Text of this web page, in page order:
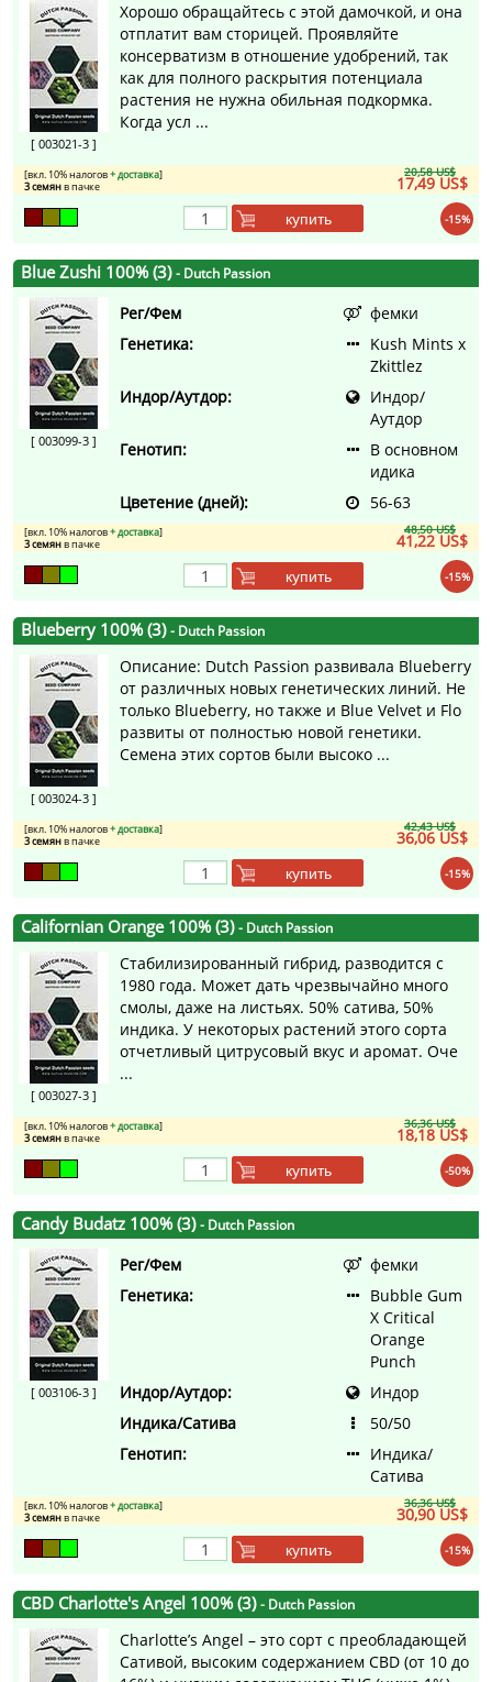
[ 003021-3 ]
Хорошо обращайтесь с этой дамочкой, и она
отплатит вам сторицей. Проявляйте
консерватизм в отношение удобрений, так
как для полного раскрытия потенциала
растения не нужна обильная подкормка.
Когда усл ...
20,58 US$
17,49 US$
[вкл. 10% налогов+ доставка]
3 семянв пачке
-15%
купить
Blue Zushi 100% (3)- Dutch Passion
[ 003099-3 ]
Рег/Фем
фемки
Генетика:
Kush Mints x
Zkittlez
Индор/Аутдор:
Индор/
Аутдор
Генотип:
В основном
идика
Цветение (дней):
56-63
48,50 US$
41,22 US$
[вкл. 10% налогов+ доставка]
3 семянв пачке
-15%
купить
Blueberry 100% (3)- Dutch Passion
[ 003024-3 ]
Описание: Dutch Passion развивала Blueberry
от различных новых генетических линий. Не
только Blueberry, но также и Blue Velvet и Flo
развиты от полностью новой генетики.
Cемена этих сортов были высоко ...
42,43 US$
36,06 US$
[вкл. 10% налогов+ доставка]
3 семянв пачке
-15%
купить
Californian Orange 100% (3)- Dutch Passion
[ 003027-3 ]
Стабилизированный гибрид, разводится с
1980 года. Может дать чрезвычайно много
смолы, даже на листьях. 50% сатива, 50%
индика. У некоторых растений этого сорта
отчетливый цитрусовый вкус и аромат. Оче
...
36,36 US$
18,18 US$
[вкл. 10% налогов+ доставка]
3 семянв пачке
-50%
купить
Candy Budatz 100% (3)- Dutch Passion
[ 003106-3 ]
Рег/Фем
фемки
Генетика:
Bubble Gum
X Critical
Orange
Punch
Индор/Аутдор:
Индор
Индика/Сатива
50/50
Генотип:
Индика/
Сатива
36,36 US$
30,90 US$
[вкл. 10% налогов+ доставка]
3 семянв пачке
-15%
купить
CBD Charlotte's Angel 100% (3)- Dutch Passion
Charlotte’s Angel – это сорт с преобладающей
Сативой, высоким содержанием CBD (от 10 до